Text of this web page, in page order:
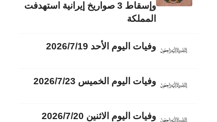
وإسقاط 3 صواريخ إيرانية استهدفت
المملكة
وفيات اليوم الأحد 2026/7/19
وفيات اليوم الخميس 2026/7/23
وفيات اليوم الاثنين 2026/7/20